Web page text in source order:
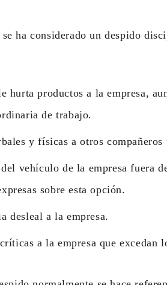
ha considerado un despido
hurta productos a la empresa,
de trabajo.
y físicas a otros
vehículo de la empresa fuera
sobre esta opción.
desleal a la empresa.
a la empresa que excedan